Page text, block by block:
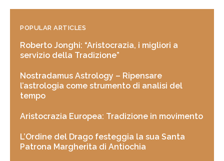
POPULAR ARTICLES
Roberto Jonghi: “Aristocrazia, i migliori a
servizio della Tradizione”
Nostradamus Astrology – Ripensare
l’astrologia come strumento di analisi del
tempo
Aristocrazia Europea: Tradizione in movimento
L’Ordine del Drago festeggia la sua Santa
Patrona Margherita di Antiochia